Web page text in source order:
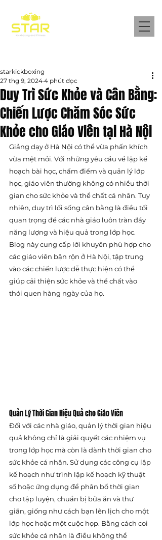
Duy Trì Sức Khỏe và Cân Bằng:
Chiến Lược Chăm Sóc Sức
Khỏe cho Giáo Viên tại Hà Nội
starkickboxing
27 thg 9, 2024 4 phút đọc
Giảng dạy ở Hà Nội có thể vừa phấn khích
vừa mệt mỏi. Với những yêu cầu về lập kế
hoạch bài học, chấm điểm và quản lý lớp
học, giáo viên thường không có nhiều thời
gian cho sức khỏe và thể chất cá nhân. Tuy
nhiên, duy trì lối sống cân bằng là điều tối
quan trọng để các nhà giáo luôn tràn đầy
năng lượng và hiệu quả trong lớp học.
Blog này cung cấp lời khuyên phù hợp cho
các giáo viên bận rộn ở Hà Nội, tập trung
vào các chiến lược dễ thực hiện có thể
giúp cải thiện sức khỏe và thể chất vào
thói quen hàng ngày của họ.
Quản Lý Thời Gian Hiệu Quả cho Giáo Viên
Đối với các nhà giáo, quản lý thời gian hiệu
quả không chỉ là giải quyết các nhiệm vụ
trong lớp học mà còn là dành thời gian cho
sức khỏe cá nhân. Sử dụng các công cụ lập
kế hoạch như trình lập kế hoạch kỹ thuật
số hoặc ứng dụng để phân bổ thời gian
cho tập luyện, chuẩn bị bữa ăn và thư
giãn, giống như cách bạn lên lịch cho một
lớp học hoặc một cuộc họp. Bằng cách coi
sức khỏe cá nhân là điều không thể